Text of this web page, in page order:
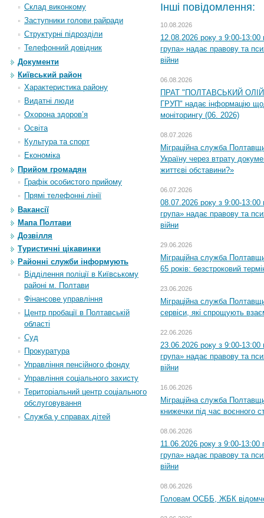
Склад виконкому
Заступники голови райради
Структурні підрозділи
Телефонний довідник
Документи
Київський район
Характеристика району
Видатні люди
Охорона здоров’я
Освіта
Культура та спорт
Економіка
Прийом громадян
Графік особистого прийому
Прямі телефонні лінії
Вакансії
Мапа Полтави
Дозвілля
Туристичні цікавинки
Районні служби інформують
Відділення поліції в Київському
районі м. Полтави
Фінансове управління
Центр пробації в Полтавській
області
Суд
Прокуратура
Управління пенсійного фонду
Управління соціального захисту
Територіальний центр соціального
обслуговування
Служба у справах дітей
Інші повідомлення:
10.08.2026
12.08.2026 року з 9:00-13:00
група» надає правову та
війни
06.08.2026
ПРАТ "ПОЛТАВСЬКИЙ
ГРУП" надає інформацію
моніторингу (06. 2026)
08.07.2026
Міграційна служба
Україну через втрату
життєві обставини?»
06.07.2026
08.07.2026 року з 9:00-13:00
група» надає правову та
війни
29.06.2026
Міграційна служба
65 років: безстроковий
23.06.2026
Міграційна служба
сервіси, які спрощують
22.06.2026
23.06.2026 року з 9:00-13:00
група» надає правову та
війни
16.06.2026
Міграційна служба
книжечки під час воєнного
08.06.2026
11.06.2026 року з 9:00-13:00
група» надає правову та
війни
08.06.2026
Головам ОСББ, ЖБК